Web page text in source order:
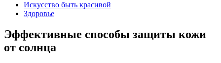
Искусство быть красивой
Здоровье
Эффективные способы защиты кожи
от солнца